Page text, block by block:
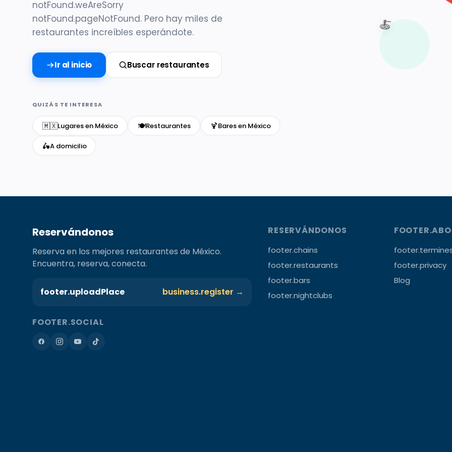
notFound.weAreSorry
notFound.pageNotFound. Pero hay miles de
restaurantes increíbles esperándote.
Ir al inicio Buscar restaurantes
QUIZÁS TE INTERESA
🇲🇽Lugares en México 🍽️Restaurantes 🍹Bares en México
🛵A domicilio
🍝
Reservándonos
Reserva en los mejores restaurantes de México.
Encuentra, reserva, conecta.
footer.uploadPlace business.register →
FOOTER.SOCIAL
RESERVÁNDONOS
footer.chains
footer.restaurants
footer.bars
footer.nightclubs
footer.privacy
Blog